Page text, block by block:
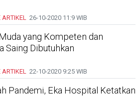
ARTIKEL 26-10-2020 11:9 WIB
yang Kompeten dan
Saing Dibutuhkan
ARTIKEL 22-10-2020 9:25 WIB
Pandemi, Eka Hospital Ketatkan